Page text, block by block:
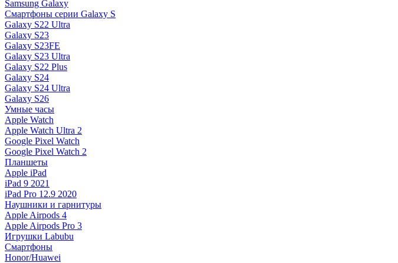
Samsung Galaxy
Смартфоны серии Galaxy S
Galaxy S22 Ultra
Galaxy S23
Galaxy S23FE
Galaxy S23 Ultra
Galaxy S22 Plus
Galaxy S24
Galaxy S24 Ultra
Galaxy S26
Умные часы
Apple Watch
Apple Watch Ultra 2
Google Pixel Watch
Google Pixel Watch 2
Планшеты
Apple iPad
iPad 9 2021
iPad Pro 12.9 2020
Наушники и гарнитуры
Apple Airpods 4
Apple Airpods Pro 3
Игрушки Labubu
Смартфоны
Honor/Huawei